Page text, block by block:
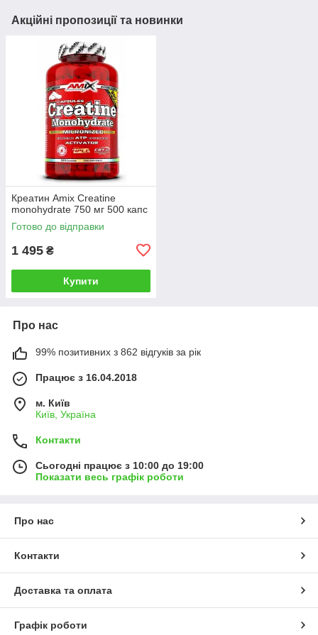
Акційні пропозиції та новинки
Креатин Amix Creatine
monohydrate 750 мг 500 капс
Готово до відправки
1 495 ₴
Купити
Про нас
99% позитивних з 862 відгуків за рік
Працює з 16.04.2018
м. Київ
Київ, Україна
Контакти
Сьогодні працює з 10:00 до 19:00
Показати весь графік роботи
Про нас
Контакти
Доставка та оплата
Графік роботи